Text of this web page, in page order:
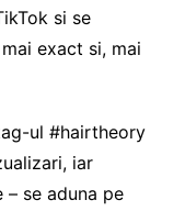
si se
exact si, mai
ul #hairtheory
iar
se aduna pe